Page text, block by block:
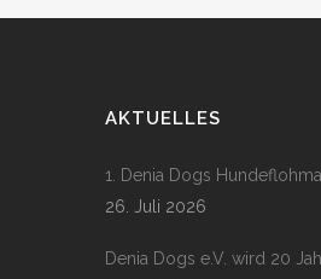
AKTUELLES
1. Denia Dogs
26. Juli 2026
Denia Dogs e.V. wird 20